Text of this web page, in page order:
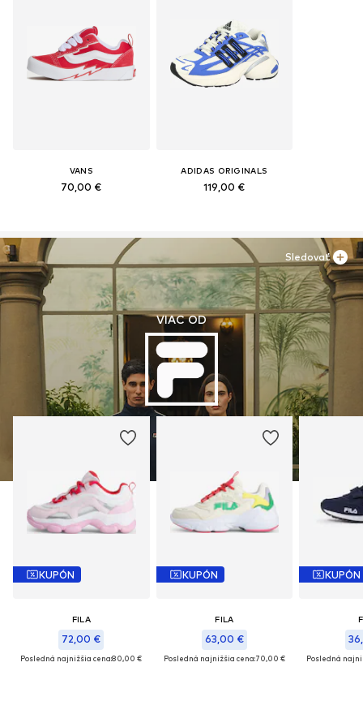
VANS
70,00 €
ADIDAS ORIGINALS
119,00 €
VIAC OD
KUPÓN
FILA
72,00 €
Posledná najnižšia cena:80,00 €
KUPÓN
FILA
63,00 €
Posledná najnižšia cena:70,00 €
KUPÓN
Posledná
Sledovať